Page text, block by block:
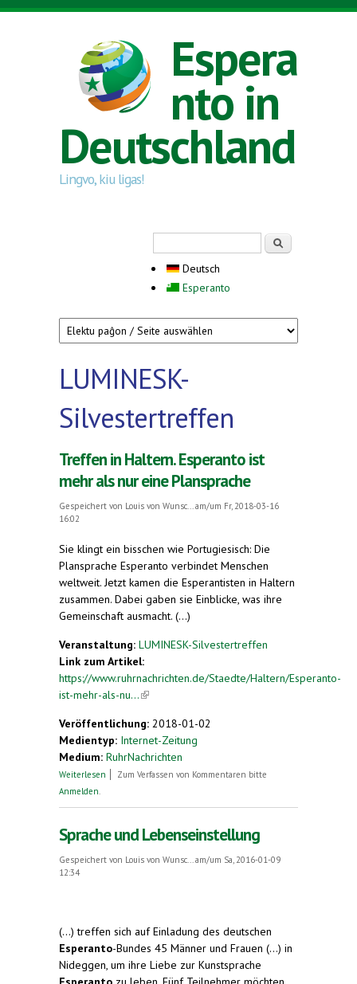
Direkt zum Inhalt
Espera
nto in
Deutschland
Lingvo, kiu ligas!
Deutsch
Esperanto
LUMINESK-
Silvestertreffen
Treffen in Haltern. Esperanto ist
mehr als nur eine Plansprache
Gespeichert von Louis von Wunsc...
am/um Fr, 2018-03-16
16:02
Sie klingt ein bisschen wie Portugiesisch: Die
Plansprache Esperanto verbindet Menschen
weltweit. Jetzt kamen die Esperantisten in Haltern
zusammen. Dabei gaben sie Einblicke, was ihre
Gemeinschaft ausmacht. (...)
Veranstaltung: LUMINESK-Silvestertreffen
Link zum Artikel:
https://www.ruhrnachrichten.de/Staedte/Haltern/Esperanto-
ist-mehr-als-nu...(link is external)
Veröffentlichung: 2018-01-02
Medientyp: Internet-Zeitung
Medium: RuhrNachrichten
Weiterlesen über Treffen in Haltern. Esperanto ist mehr als
Zum Verfassen von Kommentaren bitte
Anmelden
Sprache und Lebenseinstellung
Gespeichert von Louis von Wunsc...
am/um Sa, 2016-01-09
12:34
(...) treffen sich auf Einladung des deutschen
Esperanto-Bundes 45 Männer und Frauen (...) in
Nideggen, um ihre Liebe zur Kunstsprache